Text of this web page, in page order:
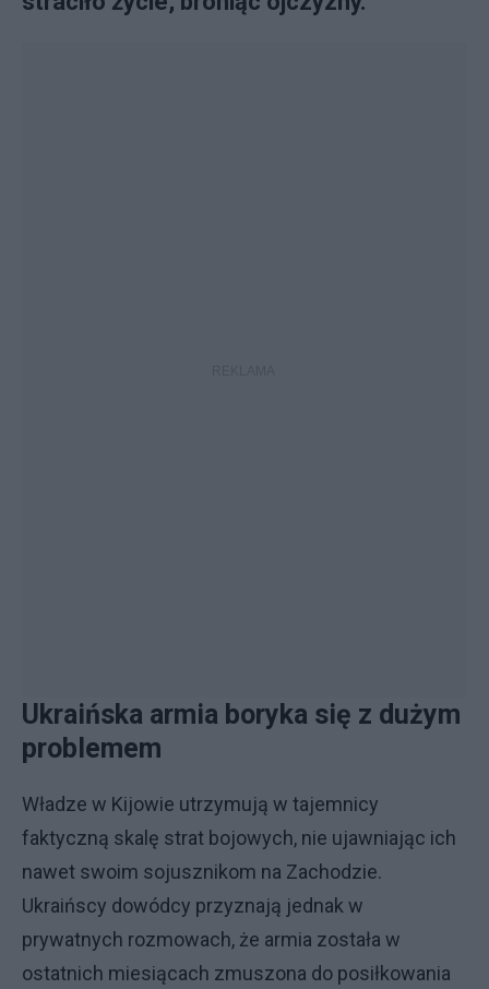
Ukraińska armia boryka się z dużym
problemem
Władze w Kijowie utrzymują w tajemnicy
faktyczną skalę strat bojowych, nie ujawniając ich
nawet swoim sojusznikom na Zachodzie.
Ukraińscy dowódcy przyznają jednak w
prywatnych rozmowach, że armia została w
ostatnich miesiącach zmuszona do posiłkowania